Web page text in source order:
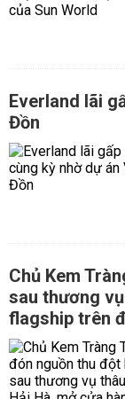
Everland lãi
Đồn
Chủ Kem
sau thương
flagship trên